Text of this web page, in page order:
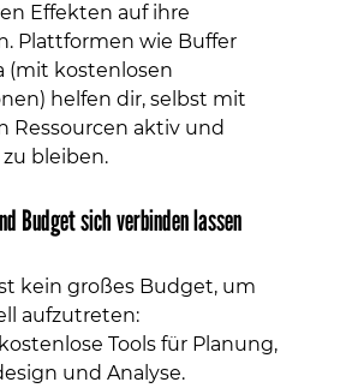
Effekten auf ihre
Plattformen wie Buffer
(mit kostenlosen
helfen dir, selbst mit
Ressourcen aktiv und
bleiben.
Budget sich verbinden lassen
kein großes Budget, um
aufzutreten:
Tools für Planung,
und Analyse.